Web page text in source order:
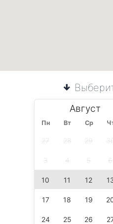
Пн Вт Ср
27 28 29
3 4 5 6
10 11 12
17 18 19
24 25 26